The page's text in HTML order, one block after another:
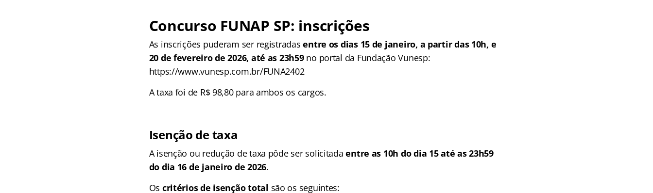
Concurso FUNAP SP: inscrições
As inscrições puderam ser registradasentre os dias 15 de janeiro, a partir das 10h, e
20 de fevereiro de 2026, até as 23h59no portal da Fundação Vunesp:
https://www.vunesp.com.br/FUNA2402
A taxa foi de R$ 98,80 para ambos os cargos.
Isenção de taxa
A isenção ou redução de taxa pôde ser solicitadaentre as 10h do dia 15 até as 23h59
do dia 16 de janeiro de 2026.
Os critérios de isenção total são os seguintes: